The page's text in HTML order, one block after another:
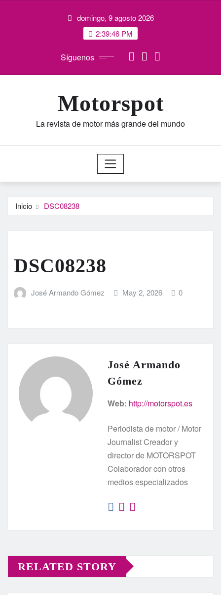
domingo, 9 agosto 2026
2:39:47 PM
Síguenos
Motorspot
La revista de motor más grande del mundo
Inicio DSC08238
DSC08238
José Armando Gómez May 2, 2026 0
José Armando
Gómez
Web: http://motorspot.es
Periodista de motor / Motor
Journalist Creador y
director de MOTORSPOT
Colaborador con otros
medios especializados
RELATED STORY